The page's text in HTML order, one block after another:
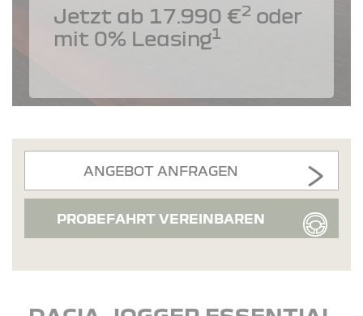
Jetzt ab 17.990 €2 oder
mit 0% Leasing1
ANGEBOT ANFRAGEN
PROBEFAHRT VEREINBAREN